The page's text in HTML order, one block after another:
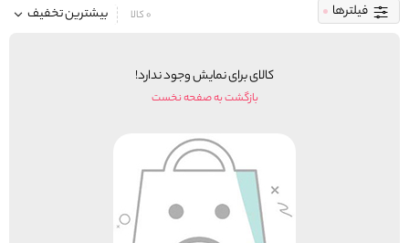
فیلترها بیشترین تخفیف 0 کالا
کالای برای نمایش وجود ندارد!
بازگشت به صفحه نخست